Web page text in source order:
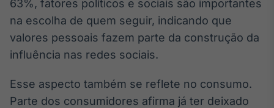
63%, fatores políticos e sociais são importantes
na escolha de quem seguir, indicando que
valores pessoais fazem parte da construção da
influência nas redes sociais.
Esse aspecto também se reflete no consumo.
Parte dos consumidores afirma já ter deixado